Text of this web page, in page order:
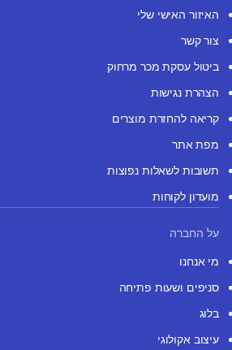
האיזור האישי שלי
צור קשר
ביטול עסקת מכר מרחוק
הצהרת נגישות
קריאה להחזרת מוצרים
מפת אתר
תשובות לשאלות נפוצות
מועדון לקוחות
על החברה
מי אנחנו
סניפים ושעות פתיחה
בלוג
עיצוב אקולוגי